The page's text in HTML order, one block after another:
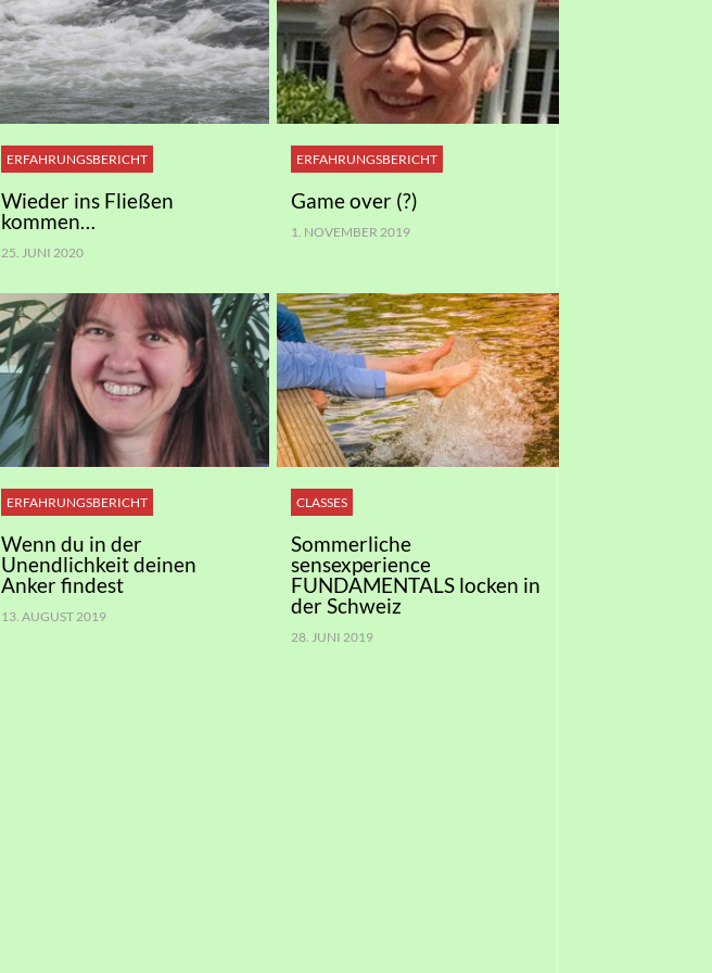
ERFAHRUNGSBERICHT
Wieder ins Fließen
kommen…
25. JUNI 2020
ERFAHRUNGSBERICHT
Game over (?)
1. NOVEMBER 2019
ERFAHRUNGSBERICHT
Wenn du in der
Unendlichkeit deinen
Anker findest
13. AUGUST 2019
CLASSES
Sommerliche
sensexperience
FUNDAMENTALS locken in
der Schweiz
28. JUNI 2019